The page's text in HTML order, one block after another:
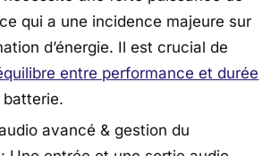
qui a une incidence majeure sur
d’énergie. Il est crucial de
entre performance et durée
avancé & gestion du